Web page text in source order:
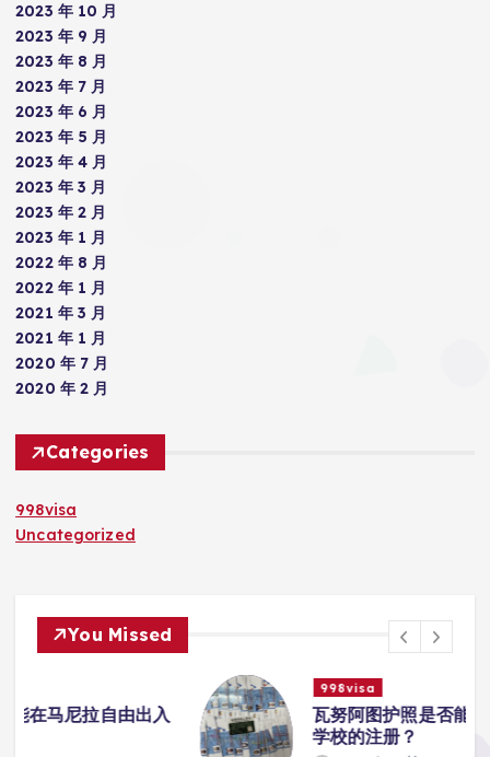
2023 年 10 月
2023 年 9 月
2023 年 8 月
2023 年 7 月
2023 年 6 月
2023 年 5 月
2023 年 4 月
2023 年 3 月
2023 年 2 月
2023 年 1 月
2022 年 8 月
2022 年 1 月
2021 年 3 月
2021 年 1 月
2020 年 7 月
2020 年 2 月
Categories
998visa
Uncategorized
You Missed
瓦努阿图护照是否能在马尼拉使用国际
学校的注册？